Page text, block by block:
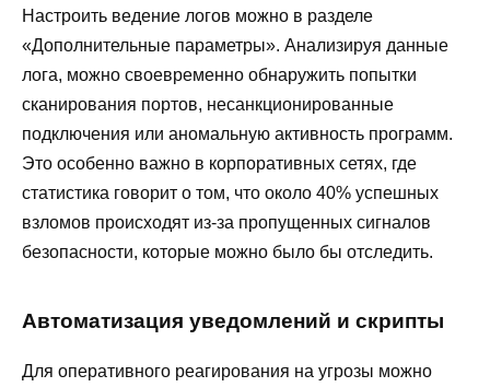
Настроить ведение логов можно в разделе
«Дополнительные параметры». Анализируя данные
лога, можно своевременно обнаружить попытки
сканирования портов, несанкционированные
подключения или аномальную активность программ.
Это особенно важно в корпоративных сетях, где
статистика говорит о том, что около 40% успешных
взломов происходят из-за пропущенных сигналов
безопасности, которые можно было бы отследить.
Автоматизация уведомлений и скрипты
Для оперативного реагирования на угрозы можно